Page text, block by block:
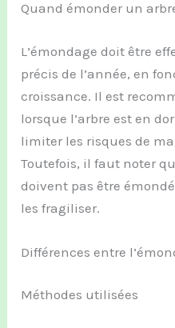
Quand émonder un
L’émondage doit être
précis de l’année, en
croissance. Il est
lorsque l’arbre est en
limiter les risques de
Toutefois, il faut noter
doivent pas être
les fragiliser.
Différences entre
Méthodes utilisées